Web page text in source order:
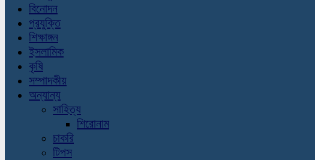
বিনোদন
প্রযুক্তি
শিক্ষাঙ্গন
ইসলামিক
কৃষি
সম্পাদকীয়
অন্যান্য
সাহিত্য
শিরোনাম
চাকরি
টিপস